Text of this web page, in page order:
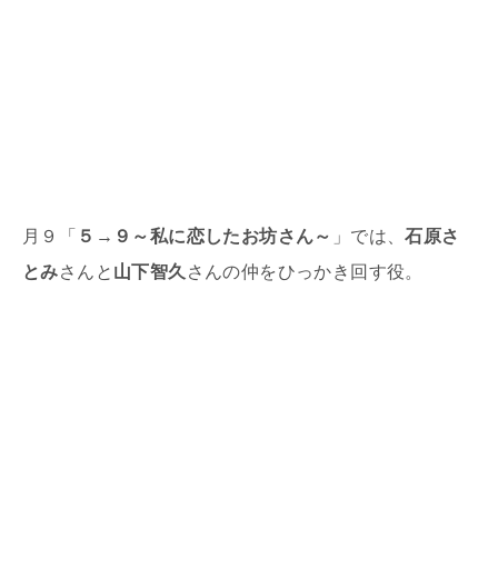
月９「 ５→９～私に恋したお坊さん～ 」では、石原さ
とみさんと 山下智久 さんの仲をひっかき回す役。